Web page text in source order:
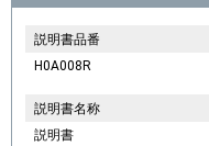
説明書品番
H0A008R
説明書名称
説明書